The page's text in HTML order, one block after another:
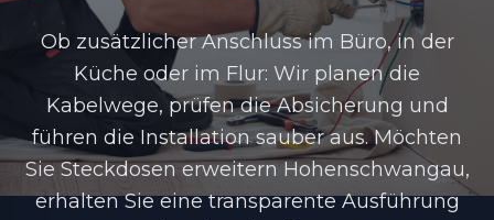
Ob zusätzlicher Anschluss im Büro, in der
Küche oder im Flur: Wir planen die
Kabelwege, prüfen die Absicherung und
führen die Installation sauber aus. Möchten
Sie Steckdosen erweitern Hohenschwangau,
erhalten Sie eine transparente Ausführung